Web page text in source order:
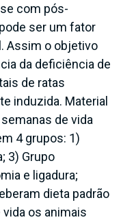
com pós-
ser um fator
Assim o objetivo
da deficiência de
de ratas
induzida. Material
de vida
4 grupos: 1)
3) Grupo
e ligadura;
dieta padrão
vida os animais